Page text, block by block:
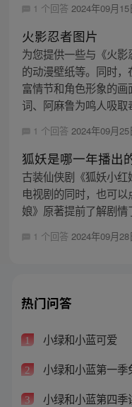
1 个回答 2024年09月
火影忍者图片
为您提供一些与《火
的动漫壁纸等。同时
富情节和角色形象的画
词、阿麻鲁为鸣人吸
1 个回答 2024年09月
狐妖是哪一年播出
古装仙侠剧《狐妖小
电视剧的同时，也可
娘》原著提前了解剧情
1 个回答 2024年09月
热门问答
1 小绿和小蓝可爱
2 小绿和小蓝第一季
3 小绿和小蓝第四季